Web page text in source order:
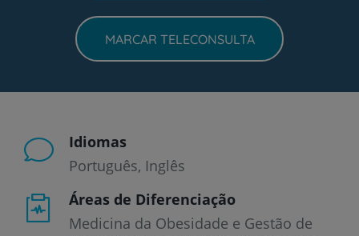
MARCAR TELECONSULTA
Idiomas
Português Inglês
Áreas de Diferenciação
Medicina da Obesidade e Gestão de